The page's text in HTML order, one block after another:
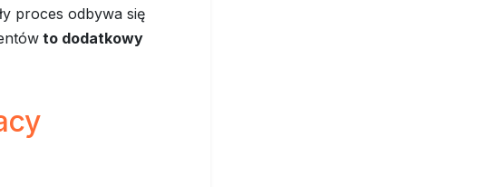
proces odbywa się
to dodatkowy